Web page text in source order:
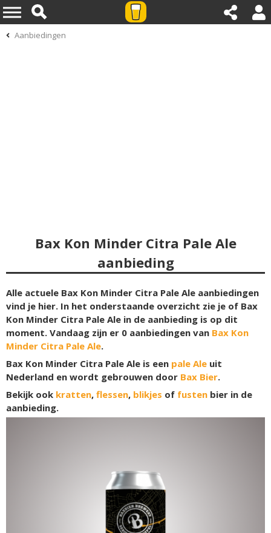
Aanbiedingen
Bax Kon Minder Citra Pale Ale
aanbieding
Alle actuele Bax Kon Minder Citra Pale Ale aanbiedingen
vind je hier. In het onderstaande overzicht zie je of Bax
Kon Minder Citra Pale Ale in de aanbieding is op dit
moment. Vandaag zijn er 0 aanbiedingen van Bax Kon
Minder Citra Pale Ale.
Bax Kon Minder Citra Pale Ale is een pale Ale uit
Nederland en wordt gebrouwen door Bax Bier.
Bekijk ook kratten, flessen, blikjes of fusten bier in de
aanbieding.